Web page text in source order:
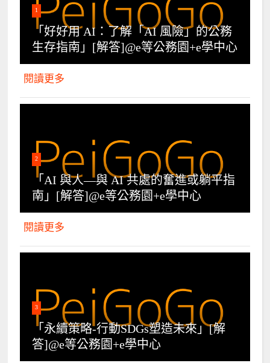
1
「好好用 AI：了解「AI 風險」的公務
生存指南」[解答]@e等公務園+e學中心
閱讀更多
2
「AI 與人—與 AI 共處的奮進或躺平指
南」[解答]@e等公務園+e學中心
閱讀更多
3
「永續策略-行動SDGs塑造未來」[解
答]@e等公務園+e學中心